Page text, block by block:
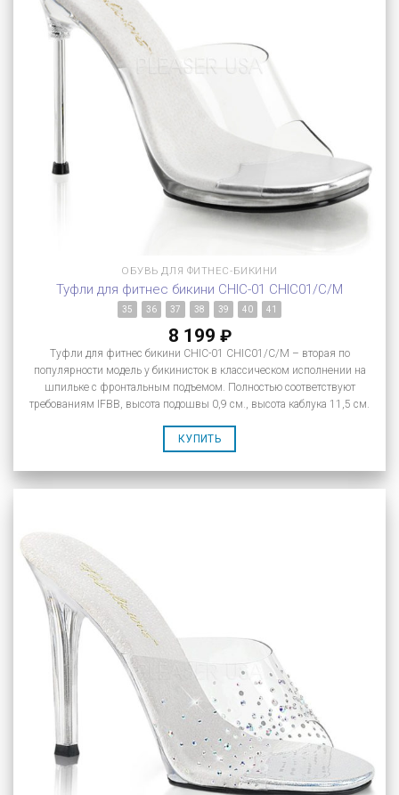
ОБУВЬ ДЛЯ ФИТНЕС-БИКИНИ
Туфли для фитнес бикини CHIC-01 CHIC01/C/M
35 36 37 38 39 40 41
8 199 ₽
Туфли для фитнес бикини CHIC-01 CHIC01/C/M – вторая по
популярности модель у бикинисток в классическом исполнении на
шпильке с фронтальным подъемом. Полностью соответствуют
требованиям IFBB, высота подошвы 0,9 см., высота каблука 11,5 см.
КУПИТЬ